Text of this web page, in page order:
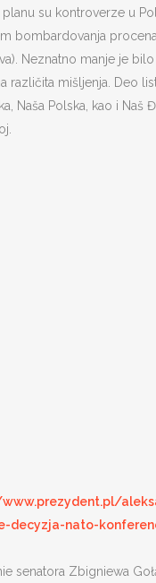
su kontroverze u
bombardovanja
Neznatno manje je
mišljenja. Deo
Naša Polska, kao i Naš
decyzja-nato-
senatora Zbigniewa